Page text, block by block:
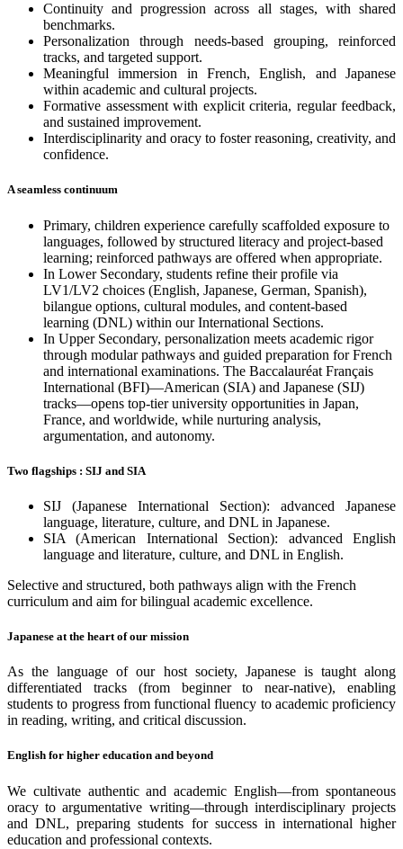
Continuity and progression across all stages, with shared
benchmarks.
Personalization through needs-based grouping, reinforced
tracks, and targeted support.
Meaningful immersion in French, English, and Japanese
within academic and cultural projects.
Formative assessment with explicit criteria, regular feedback,
and sustained improvement.
Interdisciplinarity and oracy to foster reasoning, creativity, and
confidence.
A seamless continuum
Primary, children experience carefully scaffolded exposure to
languages, followed by structured literacy and project-based
learning; reinforced pathways are offered when appropriate.
In Lower Secondary, students refine their profile via
LV1/LV2 choices (English, Japanese, German, Spanish),
bilangue options, cultural modules, and content-based
learning (DNL) within our International Sections.
In Upper Secondary, personalization meets academic rigor
through modular pathways and guided preparation for French
and international examinations. The Baccalauréat Français
International (BFI)—American (SIA) and Japanese (SIJ)
tracks—opens top-tier university opportunities in Japan,
France, and worldwide, while nurturing analysis,
argumentation, and autonomy.
Two flagships : SIJ and SIA
SIJ (Japanese International Section): advanced Japanese
language, literature, culture, and DNL in Japanese.
SIA (American International Section): advanced English
language and literature, culture, and DNL in English.
Selective and structured, both pathways align with the French
curriculum and aim for bilingual academic excellence.
Japanese at the heart of our mission
As the language of our host society, Japanese is taught along
differentiated tracks (from beginner to near-native), enabling
students to progress from functional fluency to academic proficiency
in reading, writing, and critical discussion.
English for higher education and beyond
We cultivate authentic and academic English—from spontaneous
oracy to argumentative writing—through interdisciplinary projects
and DNL, preparing students for success in international higher
education and professional contexts.